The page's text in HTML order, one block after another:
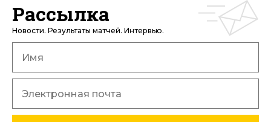
Рассылка
Новости. Результаты матчей. Интервью.